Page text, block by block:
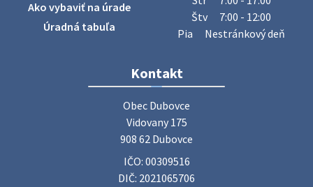
železný odpad …
27. júla 2026 06:31
Zájazd do Veľkého Medera
Základná organizácia Únie žien Slovenska Dubovce
srdečne pozýva svoje členky, ich rodinných príslušníkov aj
priateľov na jednodňový zájazd na termálne kúpalisko
Ako vybaviť na úrade
Úradná tabuľa
Štv
7:00 - 12:00
Pia
Nestránkový deň
Kontakt
Obec Dubovce
Vidovany 175
908 62 Dubovce
IČO: 00309516
DIČ: 2021065706